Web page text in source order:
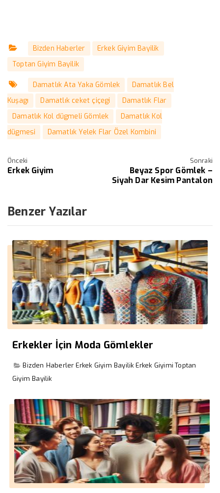
Bizden Haberler
Erkek Giyim Bayilik
Toptan Giyim Bayilik
Damatlık Ata Yaka Gömlek
Damatlık Bel
Kuşagı
Damatlık ceket çiçegi
Damatlık Flar
Damatlık Kol dügmeli Gömlek
Damatlık Kol
dügmesi
Damatlık Yelek Flar Özel Kombini
Önceki
Erkek Giyim
Sonraki
Beyaz Spor Gömlek –
Siyah Dar Kesim Pantalon
Benzer Yazılar
Erkekler İçin Moda Gömlekler
Bizden Haberler Erkek Giyim Bayilik Erkek Giyimi Toptan
Giyim Bayilik